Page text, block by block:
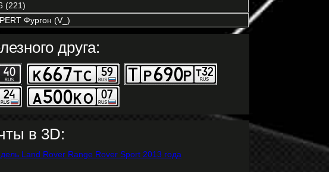
(221)
Фургон (V_)
друга:
в 3D: